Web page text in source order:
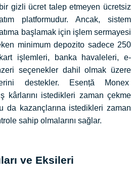
gizli ücret talep etmeyen ücretsiz
platformudur. Ancak, sistem
başlamak için işlem sermayesi
minimum depozito sadece 250
işlemleri, banka havaleleri, e-
seçenekler dahil olmak üzere
destekler. Esență Monex
kârlarını istedikleri zaman çekme
da kazançlarına istedikleri zaman
sahip olmalarını sağlar.
ve Eksileri